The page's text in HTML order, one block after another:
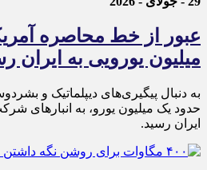
عبور از خط محاصره
میلیون یورویی به ایران
به دنبال پیگیری‌های دیپلماتیک و
حدود یک میلیون یورو، به انبارهای
ایران رسید.